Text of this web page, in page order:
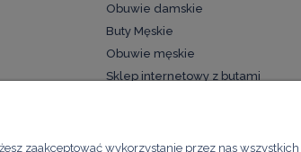
Obuwie damskie
Buty Męskie
Obuwie męskie
Sklep internetowy z butami
zaakceptować wykorzystanie przez nas